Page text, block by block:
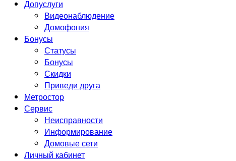
Допуслуги
Видеонаблюдение
Домофония
Бонусы
Статусы
Бонусы
Скидки
Приведи друга
Метростор
Сервис
Неисправности
Информирование
Домовые сети
Личный кабинет